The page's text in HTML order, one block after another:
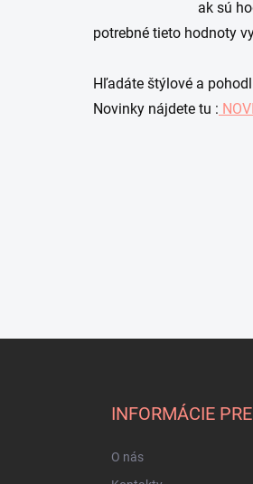
ak sú hodnoty dve -
potrebné tieto hodnoty
​Hľadáte štýlové a
Novinky nájdete tu :
INFORMÁCIE
O nás